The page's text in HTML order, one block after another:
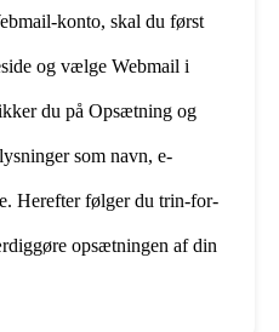
konto, skal du først
og vælge Webmail i
du på Opsætning og
som navn, e-
Herefter følger du trin-for-
opsætningen af din